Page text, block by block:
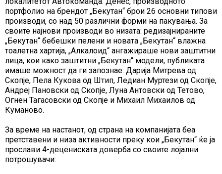
портфолио на брендот „Бекутан“ брои 26 основни типови
производи, сo над 50 различни форми на пакувања. За
своите најнови производи во низата: редизајнираните
„Бекутан“ бебешки пелени и новата „Бекутан“ влажна
тоалетна хартија, „Алкалоид“ ангажираше нови заштитни
лица, кои како заштитни „Бекутан“ модели, публиката
имаше можност да ги запознае: Дарија Митрева од
Скопје, Пела Кукова од Штип, Ледиан Муртези од Скопје,
Андреј Пановски од Скопје, Луна Антовски од Тетово,
Огнен Тагасовски од Скопје и Михаил Михаилов од
Куманово.
За време на настанот, од страна на компанијата беа
претставени и низа активности преку кои „Бекутан“ ќе ја
прослави 4-децениската доверба со своите лојални
потрошувачи: